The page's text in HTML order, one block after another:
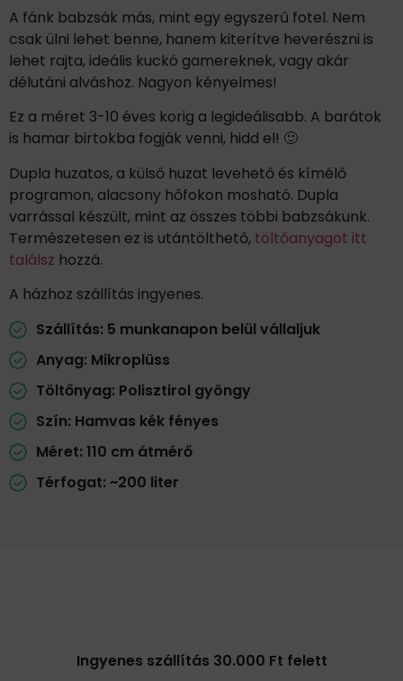
A fánk babzsák más, mint egy egyszerű fotel. Nem
csak ülni lehet benne, hanem kiterítve heverészni is
lehet rajta, ideális kuckó gamereknek, vagy akár
délutáni alváshoz. Nagyon kényelmes!
Ez a méret 3-10 éves korig a legideálisabb. A barátok
is hamar birtokba fogják venni, hidd el! 🙂
Dupla huzatos, a külső huzat levehető és kímélő
programon, alacsony hőfokon mosható. Dupla
varrással készült, mint az összes többi babzsákunk.
Természetesen ez is utántölthető, töltőanyagot itt
találsz hozzá.
A házhoz szállítás ingyenes.
Szállítás: 5 munkanapon belül vállaljuk
Anyag: Mikroplüss
Töltőnyag: Polisztirol gyöngy
Szín: Hamvas kék fényes
Méret: 110 cm átmérő
Térfogat: ~200 liter
Ingyenes szállítás 30.000 Ft felett